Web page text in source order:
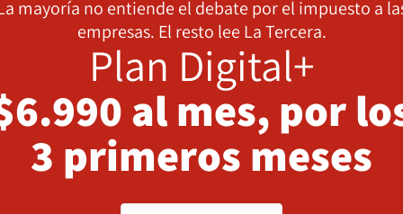
mayoría no entiende el debate por el impuesto a
empresas. El resto lee La Tercera.
Plan Digital+
al mes, por
3 primeros meses